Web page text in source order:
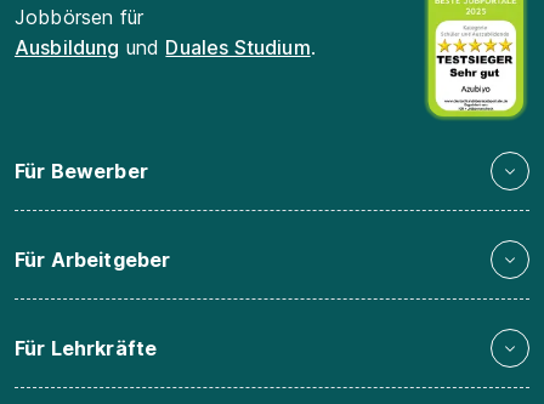
Jobbörsen für
Ausbildung und Duales Studium.
Für Bewerber
Für Arbeitgeber
Für Lehrkräfte